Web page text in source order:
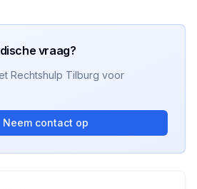
vraag?
Rechtshulp Tilburg voor
Neem contact op